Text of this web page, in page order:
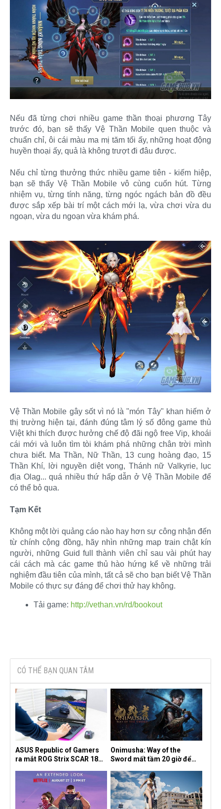
Nếu đã từng chơi nhiều game thần thoại phương Tây
trước đó, bạn sẽ thấy Vệ Thần Mobile quen thuộc và
chuẩn chỉ, ôi cái màu ma mị tăm tối ấy, những hoạt động
huyền thoại ấy, quả là không trượt đi đâu được.
Nếu chỉ từng thưởng thức nhiều game tiên - kiếm hiệp,
bạn sẽ thấy Vệ Thần Mobile vô cùng cuốn hút. Từng
nhiệm vụ, từng tính năng, từng ngóc ngách bản đồ đều
được sắp xếp bài trí một cách mới lạ, vừa chơi vừa du
ngoạn, vừa du ngoạn vừa khám phá.
Vệ Thần Mobile gây sốt vì nó là "món Tây" khan hiếm ở
thị trường hiện tại, đánh đúng tâm lý số đông game thủ
Việt khi thích được hưởng chế độ đãi ngộ free Vip, khoái
cái mới và luôn tìm tòi khám phá những chân trời mình
chưa biết. Ma Thần, Nữ Thần, 13 cung hoàng đạo, 15
Thần Khí, lời nguyền diệt vong, Thánh nữ Valkyrie, lục
địa Olag... quá nhiều thứ hấp dẫn ở Vệ Thần Mobile để
có thể bỏ qua.
Tạm Kết
Không một lời quảng cáo nào hay hơn sự công nhận đến
từ chính cộng đồng, hãy nhìn những map train chật kín
người, những Guid full thành viên chỉ sau vài phút hay
cái cách mà các game thủ hào hứng kể về những trải
nghiệm đầu tiên của mình, tất cả sẽ cho bạn biết Vệ Thần
Mobile có thực sự đáng để chơi thử hay không.​
Tải game: http://vethan.vn/rd/bookout
CÓ THỂ BẠN QUAN TÂM
ASUS Republic of Gamers
ra mắt ROG Strix SCAR 18
Onimusha: Way of the
Sword mất tầm 20 giờ để
dành cho newbie và lão làng